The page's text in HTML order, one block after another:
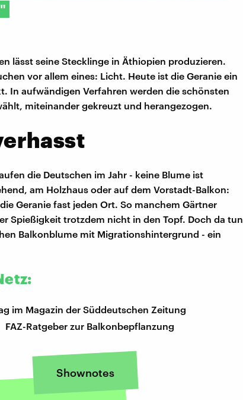
lässt seine Stecklinge in Äthiopien produzieren.
vor allem eines: Licht. Heute ist die Geranie ein
In aufwändigen Verfahren werden die schönsten
miteinander gekreuzt und herangezogen.
die Deutschen im Jahr - keine Blume ist
am Holzhaus oder auf dem Vorstadt-Balkon:
Geranie fast jeden Ort. So manchem Gärtner
Spießigkeit trotzdem nicht in den Topf. Doch da tun
Balkonblume mit Migrationshintergrund - ein
im Magazin der Süddeutschen Zeitung
FAZ-Ratgeber zur Balkonbepflanzung
Shownotes